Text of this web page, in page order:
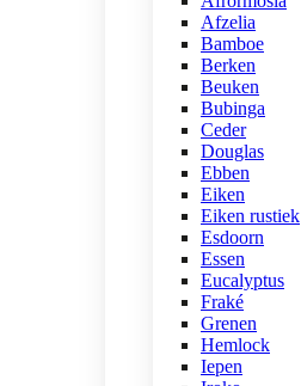
Afzelia
Bamboe
Berken
Beuken
Bubinga
Ceder
Douglas
Ebben
Eiken
Eiken rustiek
Esdoorn
Essen
Eucalyptus
Fraké
Grenen
Hemlock
Iepen